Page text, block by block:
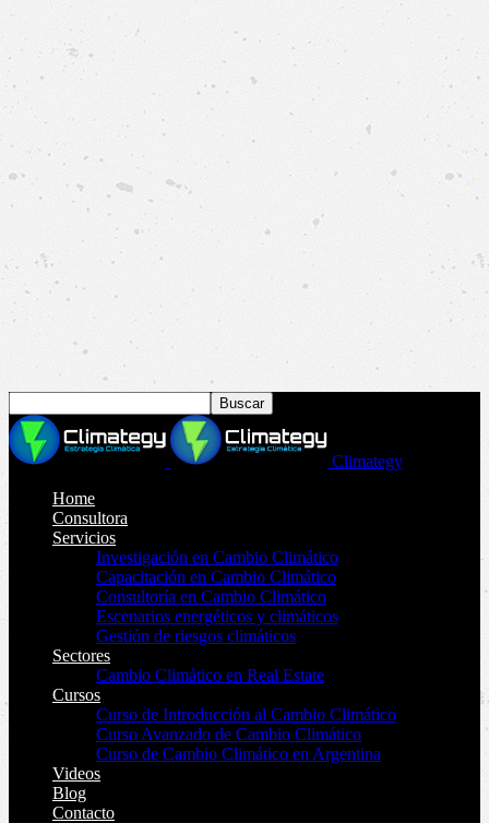
Climategy
Home
Consultora
Servicios
Investigación en Cambio Climático
Capacitación en Cambio Climático
Consultoría en Cambio Climático
Escenarios energéticos y climáticos
Gestión de riesgos climáticos
Sectores
Cambio Climático en Real Estate
Cursos
Curso de Introducción al Cambio Climático
Curso Avanzado de Cambio Climático
Curso de Cambio Climático en Argentina
Videos
Blog
Contacto